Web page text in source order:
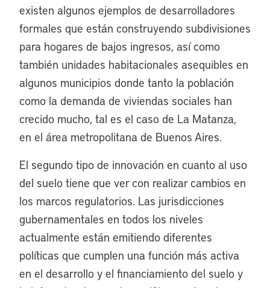
existen algunos ejemplos de desarrolladores
formales que están construyendo subdivisiones
para hogares de bajos ingresos, así como
también unidades habitacionales asequibles en
algunos municipios donde tanto la población
como la demanda de viviendas sociales han
crecido mucho, tal es el caso de La Matanza,
en el área metropolitana de Buenos Aires.
El segundo tipo de innovación en cuanto al uso
del suelo tiene que ver con realizar cambios en
los marcos regulatorios. Las jurisdicciones
gubernamentales en todos los niveles
actualmente están emitiendo diferentes
políticas que cumplen una función más activa
en el desarrollo y el financiamiento del suelo y